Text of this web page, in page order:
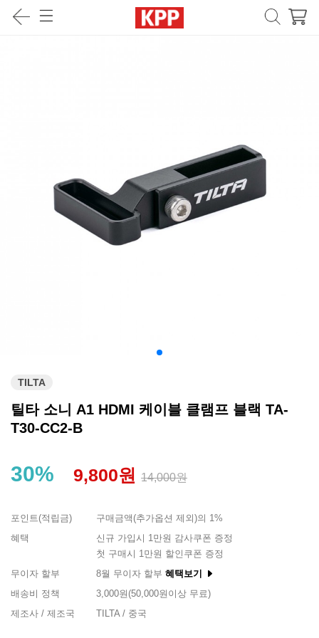
TILTA
틸타 소니 A1 HDMI 케이블 클램프 블랙 TA-
T30-CC2-B
30% 9,800원 14,000원
포인트(적립금)
구매금액(추가옵션 제외)의 1%
혜택
신규 가입시 1만원 감사쿠폰 증정
첫 구매시 1만원 할인쿠폰 증정
무이자 할부
8월 무이자 할부 혜택보기
배송비 정책
3,000원(50,000원이상 무료)
제조사 / 제조국
TILTA / 중국